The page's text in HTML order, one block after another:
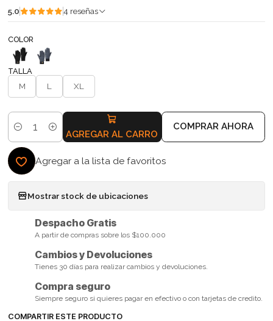
5.0 4 reseñas
COLOR
TALLA
M L XL
Cantidad AGREGAR AL CARRO
COMPRAR AHORA
Agregar a la lista de favoritos
Mostrar stock de ubicaciones
Despacho Gratis
A partir de compras sobre los $100.000
Cambios y Devoluciones
Tienes 30 días para realizar cambios y devoluciones.
Compra seguro
Siempre seguro si quieres pagar en efectivo o con tarjetas de credito.
COMPARTIR ESTE PRODUCTO